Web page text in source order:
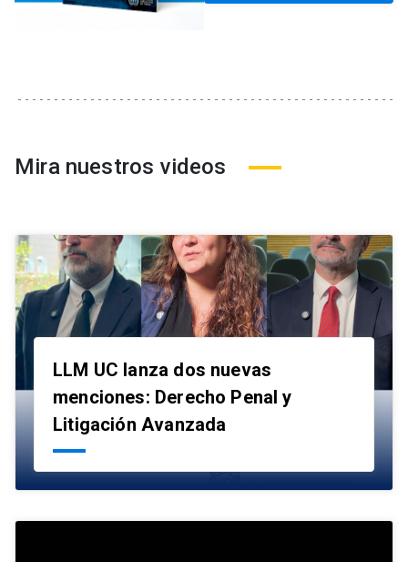
Mira nuestros videos
LLM UC lanza dos nuevas
menciones: Derecho Penal y
Litigación Avanzada